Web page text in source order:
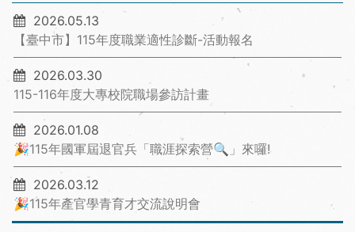
2026.05.13
【臺中市】115年度職業適性診斷-活動報名
2026.03.30
115-116年度大專校院職場參訪計畫
2026.01.08
🎉115年國軍屆退官兵「職涯探索營🔍」來囉!
2026.03.12
🎉115年產官學青育才交流說明會